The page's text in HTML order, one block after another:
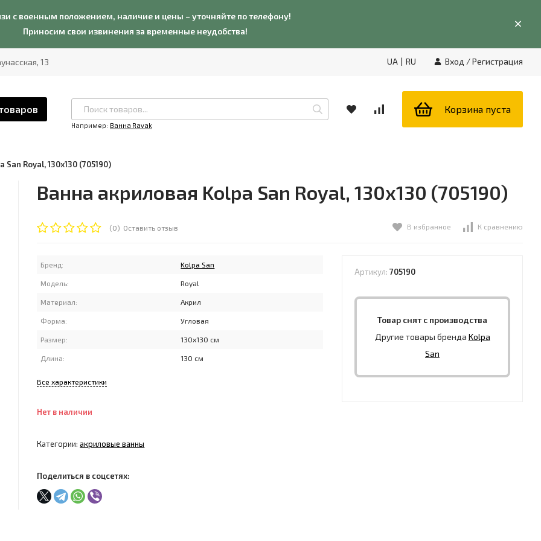
с военным положением, наличие и цены – уточняйте по телефону!
Приносим свои извинения за временные неудобства!
13 UA | RU Вход /Регистрация
Например: Ванна Ravak
Корзина пуста
Royal, 130x130 (705190)
Ванна акриловая Kolpa San Royal, 130x130 (705190)
(0) Оставить отзыв В избранное К сравнению
Бренд: Kolpa San
Модель: Royal
Материал: Акрил
Форма: Угловая
Размер: 130x130 см
Длина: 130 см
Все характеристики
Нет в наличии
Категории:акриловые ванны
Поделиться в соцсетях:
Артикул: 705190
Товар снят с производства
Другие товары бренда Kolpa
San